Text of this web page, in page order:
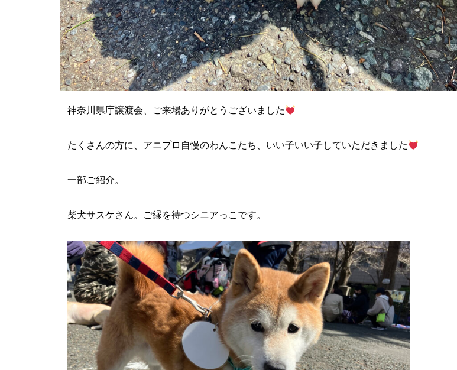
神奈川県庁譲渡会、ご来場ありがとうございました
たくさんの方に、アニプロ自慢のわんこたち、いい子いい子していただきました
一部ご紹介。
柴犬サスケさん。ご縁を待つシニアっこです。